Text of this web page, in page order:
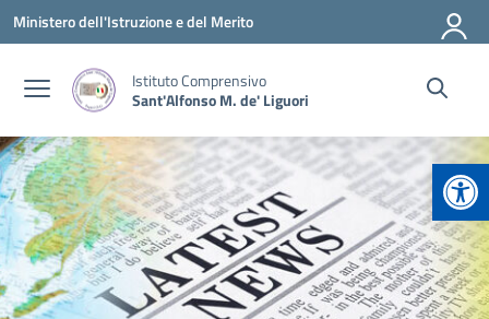
Vai ai contenuti
Vai al menu di navigazione
Vai al footer
Ministero dell'Istruzione e del Merito
Istituto Comprensivo
Sant'Alfonso M. de' Liguori